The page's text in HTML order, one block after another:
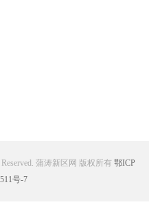
蒲涛新区网 版权所有 鄂ICP
号-7